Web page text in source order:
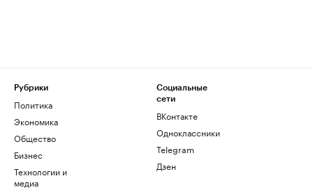
Рубрики
Политика
Экономика
Общество
Бизнес
Технологии и
медиа
Социальные
сети
ВКонтакте
Одноклассники
Telegram
Дзен